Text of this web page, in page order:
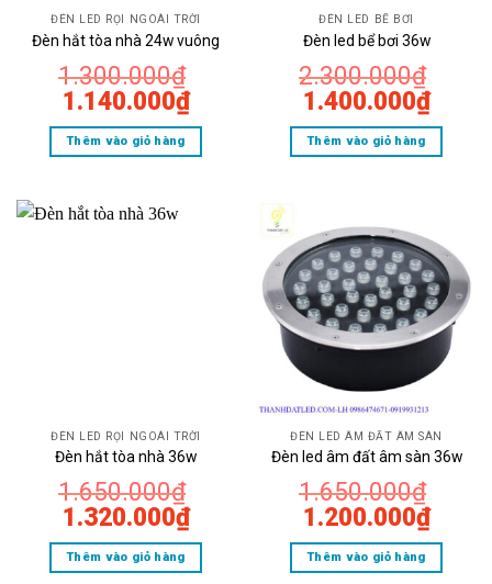
ĐÈN LED RỌI NGOÀI TRỜI
Đèn hắt tòa nhà 24w vuông
1.300.000₫
Giá
gốc
là:
1.140.000₫Giá
hiện
tại
1.140.000₫.
Thêm vào giỏ hàng
ĐÈN LED BỂ BƠI
Đèn led bể bơi 36w
2.300.000₫
Giá
gốc
là:
1.400.000₫Giá
hiện
tại
Thêm vào giỏ hàng
ĐÈN LED RỌI NGOÀI TRỜI
Đèn hắt tòa nhà 36w
1.650.000₫
Giá
gốc
là:
1.320.000₫Giá
hiện
tại
Thêm vào giỏ hàng
ĐÈN LED ÂM ĐẤT ÂM SÀN
Đèn led âm đất âm sàn 36w
1.650.000₫
Giá
gốc
là:
1.200.000₫Giá
hiện
tại
Thêm vào giỏ hàng